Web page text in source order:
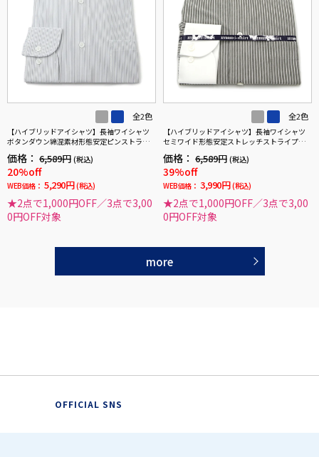
全2色
【ハイブリッドアイシャツ】長袖ワイシャツ
ボタンダウン綿混素材形態安定ピンストライ
価格： 6,589円 (税込)
20%off
WEB価格： 5,290円 (税込)
★2点で1,000円OFF／3点で3,00
0円OFF対象
全2色
【ハイブリッドアイシャツ】長袖ワイシャツ
セミワイド形態安定ストレッチストライプ通
価格： 6,589円 (税込)
39%off
WEB価格： 3,990円 (税込)
★2点で1,000円OFF／3点で3,00
0円OFF対象
more
OFFICIAL SNS